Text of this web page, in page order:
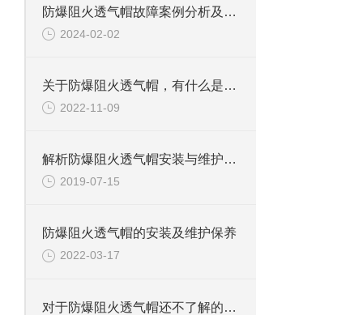
防爆阻火透气帽故障案例分析及预防措施
2024-02-02
关于防爆阻火透气帽，有什么是我们不知道的？
2022-11-09
解析防爆阻火透气帽安装与维护保养的方法
2019-07-15
防爆阻火透气帽的安装及维护保养
2022-03-17
对于防爆阻火透气帽还不了解的，请看这里！